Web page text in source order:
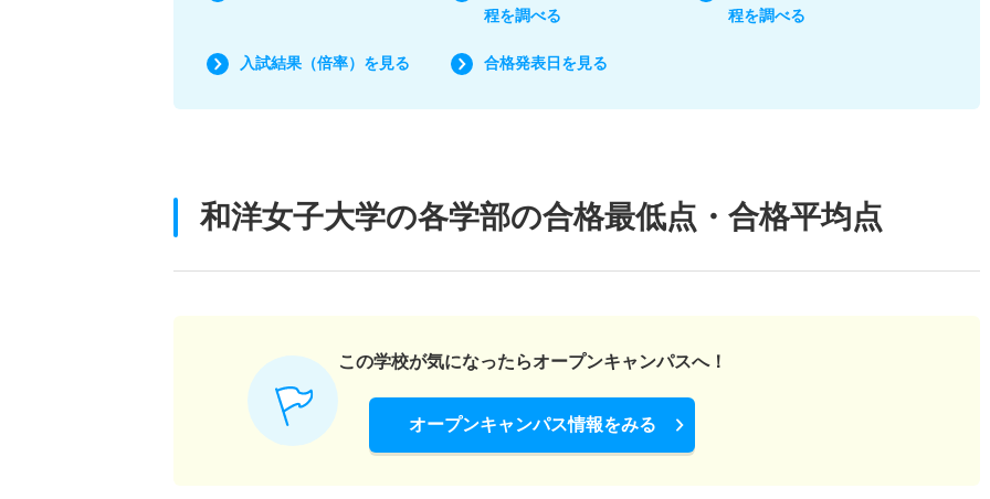
程を調べる
程を調べる
入試結果（倍率）を見る 合格発表日を見る
和洋女子大学の各学部の合格最低点・合格平均点
この学校が気になったらオープンキャンパスへ！
オープンキャンパス情報をみる